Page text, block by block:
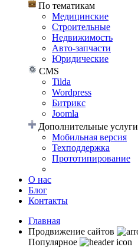
По тематикам
Медицинские
Строительные
Недвижимость
Авто-запчасти
Юридические
CMS
Tilda
Wordpress
Битрикс
Joomla
Дополнительные услуги
Мобильная версия
Техподдержка
Прототипирование
О нас
Блог
Контакты
Главная
Продвижение сайтов
Популярное